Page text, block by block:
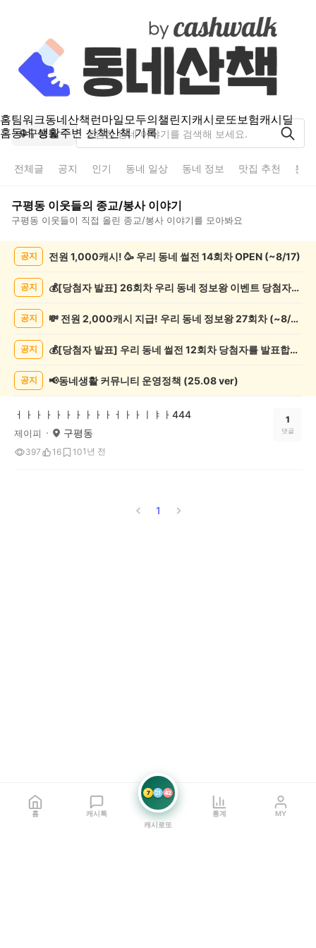
홈팀워크동네산책런마일모두의챌린지캐시로또보험캐시딜
홈동네 생활주변 산책산책 기록
구평동
전체글 공지 인기 동네 일상 동네 정보 맛집 추천 분
구평동 이웃들의 종교/봉사이야기
구평동 이웃들이 직접 올린 종교/봉사 이야기를 모아봐요
록
공지 전원 1,000캐시! 🥳 우리 동네 썰전 14회차 OPEN (~8/17)
공지 💰[당첨자 발표] 26회차 우리 동네 정보왕 이벤트 당첨자를 발표합니다!
공지 💸 전원 2,000캐시 지급! 우리 동네 정보왕 27회차 (~8/10)
공지 💰[당첨자 발표] 우리 동네 썰전 12회차 당첨자를 발표합니다!
공지 📢동네생활 커뮤니티 운영정책 (25.08 ver)
ㅓㅏㅏㅏㅏㅏㅏㅏㅏㅏㅓㅏㅏㅣㅑㅏ444
제이피 구평동
397 16 101년 전
1
댓글
1
홈 캐시톡
7 21 42
캐시로또
통계 MY